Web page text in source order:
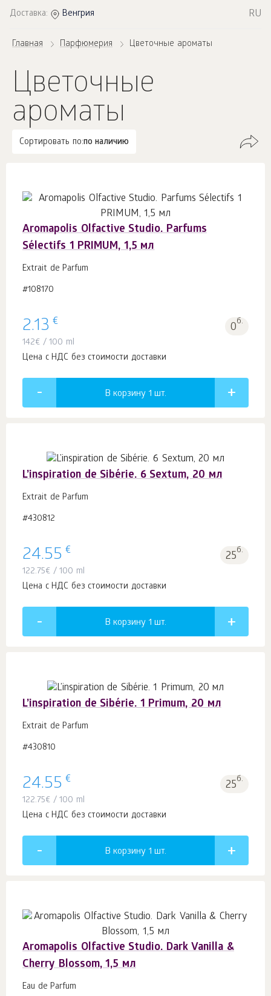
Доставка: Венгрия RU
Главная Парфюмерия Цветочные ароматы
Цветочные
ароматы
Сортировать по:по наличию
Aromapolis Olfactive Studio. Parfums
Sélectifs 1 PRIMUM, 1,5 мл
Extrait de Parfum
#108170
2.13 € 0б.
142€ / 100 ml
Цена с НДС без стоимости доставки
В корзину 1 шт.
L’inspiration de Sibérie. 6 Sextum, 20 мл
Extrait de Parfum
#430812
24.55 € 25б.
122.75€ / 100 ml
Цена с НДС без стоимости доставки
В корзину 1 шт.
L’inspiration de Sibérie. 1 Primum, 20 мл
Extrait de Parfum
#430810
24.55 € 25б.
122.75€ / 100 ml
Цена с НДС без стоимости доставки
В корзину 1 шт.
Aromapolis Olfactive Studio. Dark Vanilla &
Cherry Blossom, 1,5 мл
Eau de Parfum